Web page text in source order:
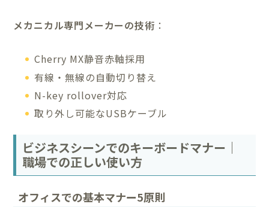
メカニカル専門メーカーの技術 ：
Cherry MX静音赤軸採用
有線・無線の自動切り替え
N-key rollover対応
取り外し可能なUSBケーブル
ビジネスシーンでのキーボードマナー｜
職場での正しい使い方
オフィスでの基本マナー5原則